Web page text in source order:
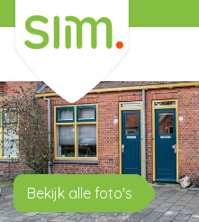
Home
Aanbod
Bekijk alle foto's